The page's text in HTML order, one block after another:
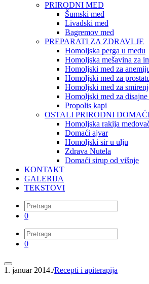
PRIRODNI MED
Šumski med
Livadski med
Bagremov med
PREPARATI ZA ZDRAVLJE
Homoljska perga u medu
Homoljska mešavina za
Homoljski med za
Homoljski med za
Homoljski med za
Homoljski med za disajne
Propolis kapi
OSTALI PRIRODNI
Homoljska rakija
Domaći ajvar
Homoljski sir u ulju
Zdrava Nutela
Domaći sirup od višnje
KONTAKT
GALERIJA
TEKSTOVI
0
0
1. januar 2014./Recepti i apiterapija